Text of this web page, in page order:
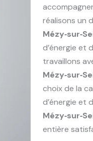
réalisons un
d’énergie et
travaillons
choix de la
d’énergie et
entière